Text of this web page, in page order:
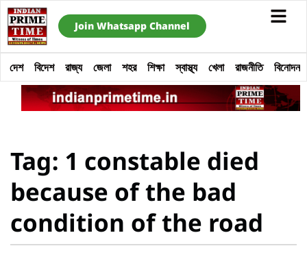
Join Whatsapp Channel
দেশ বিদেশ রাজ্য জেলা শহর শিক্ষা স্বাস্থ্য খেলা রাজনীতি বিনোদন
Tag: 1 constable died
because of the bad
condition of the road